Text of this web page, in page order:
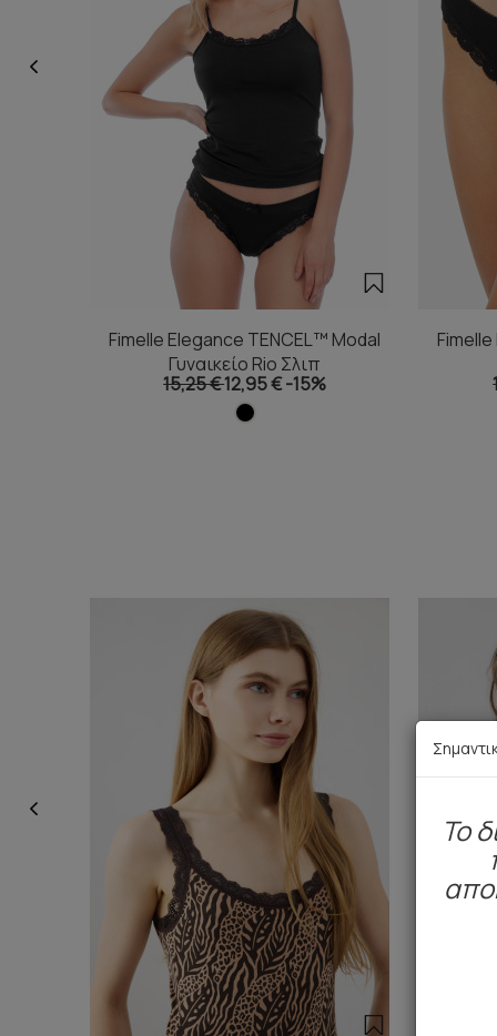
Fimelle Elegance TENCEL™ Modal
Γυναικείο Rio Σλιπ
15,25 €12,95 €-15%
To